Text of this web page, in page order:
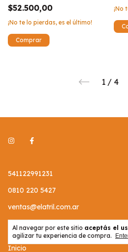
Al navegar por este sitio aceptás el
agilizar tu experiencia de compra.
$52.500,00
¡No te lo pierdas, es el último!
¡No
1 / 4
541122991231
0810 220 5427
ventas@elatril.com.ar
25 de Mayo 130, Morón
Inicio